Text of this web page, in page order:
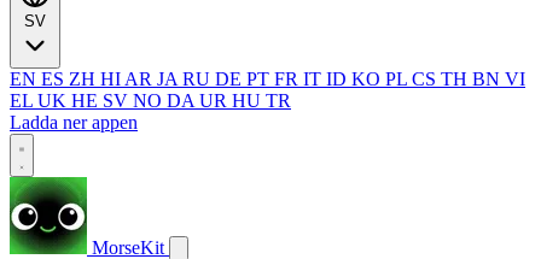
EN ES ZH HI AR JA RU DE PT FR IT ID KO PL CS TH BN VI
EL UK HE SV NO DA UR HU TR
Ladda ner appen
MorseKit